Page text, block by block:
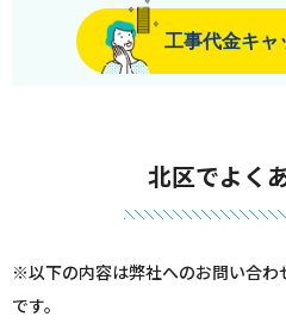
工事代金キャ
北区でよく
※以下の内容は弊社へのお問い合わ
です。